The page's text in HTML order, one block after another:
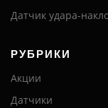
Датчик удара-
РУБРИКИ
Акции
Датчики